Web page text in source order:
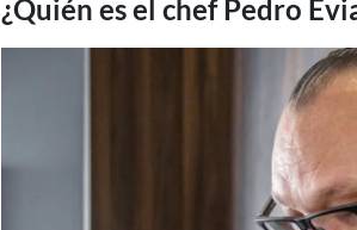
¿Quién es el chef Pedro